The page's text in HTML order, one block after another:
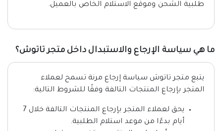
طلبية الشحن وموقع الاستلام الخاص بالعميل.
ما هي سياسة الإرجاع والاستبدال داخل متجر تاتوش؟
يتبع متجر تاتوش سياسة إرجاع مرنة تسمح لعملاء
المتجر بإرجاع المنتجات التالفة وفقًا للشروط التالية:
يحق لعملاء المتجر بإرجاع المنتجات التالفة خلال 7
أيام بدءًا من موعد استلام الطلبية.